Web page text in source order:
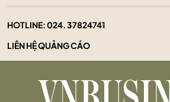
HOTLINE:024. 37824741
LIÊN HỆ QUẢNG CÁO